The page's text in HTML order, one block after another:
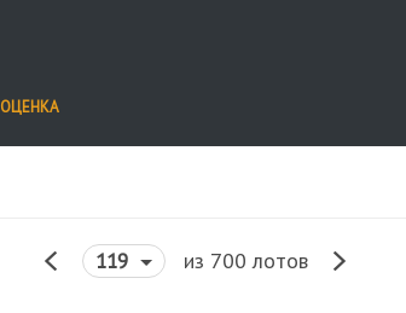
ОЦЕНКА
119 из 700 лотов